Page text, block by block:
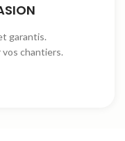
garantis.
chantiers.